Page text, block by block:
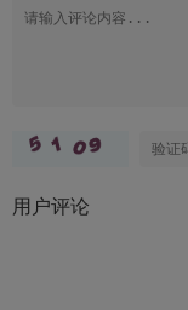
用户评论